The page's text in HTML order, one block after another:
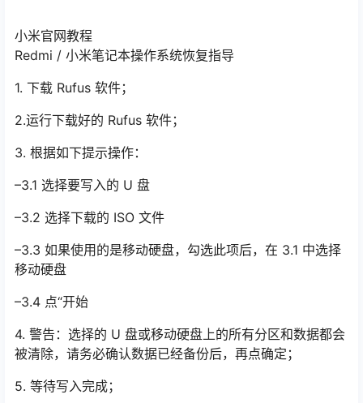
小米官网教程
Redmi / 小米笔记本操作系统恢复指导
1. 下载 Rufus 软件；
2.运行下载好的 Rufus 软件；
3. 根据如下提示操作：
–3.1 选择要写入的 U 盘
–3.2 选择下载的 ISO 文件
–3.3 如果使用的是移动硬盘，勾选此项后，在 3.1 中选择
移动硬盘
–3.4 点“开始
4. 警告：选择的 U 盘或移动硬盘上的所有分区和数据都会
被清除，请务必确认数据已经备份后，再点确定；
5. 等待写入完成；